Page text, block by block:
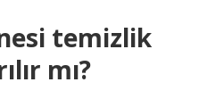
temizlik
mı?